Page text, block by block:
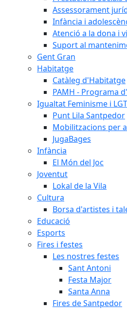
Assessorament
Infància i
Atenció a la dona i
Suport al
Gent Gran
Habitatge
Catàleg d'Habitatge
PAMH - Programa
Igualtat Feminisme i
Punt Lila Santpedor
Mobilitzacions per
JugaBages
Infància
El Món del Joc
Joventut
Lokal de la Vila
Cultura
Borsa d'artistes i
Educació
Esports
Fires i festes
Les nostres festes
Sant Antoni
Festa Major
Santa Anna
Fires de Santpedor